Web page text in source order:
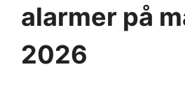
alarmer på
2026